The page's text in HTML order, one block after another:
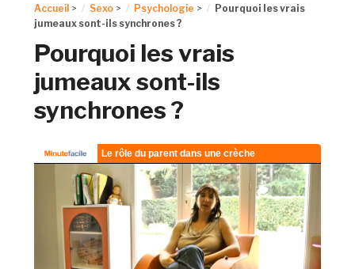
Accueil > Sexo > Psychologie >
Pourquoi les vrais
jumeaux sont-ils synchrones ?
Pourquoi les vrais
jumeaux sont-ils
synchrones ?